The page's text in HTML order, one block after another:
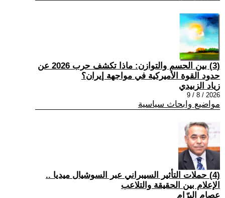
(3) بين الحسم والتوازن: ماذا تكشف حرب 2026 عن
حدود القوة الأميركية في مواجهة إيران؟
زياد الزبيدي
2026 / 8 / 9
مواضيع وابحاث سياسية
(4) حملات التأثير السيبراني عبر السوشيال ميديا ..
الإعلام بين الحقيقة والتلاعب
عصام البرّام